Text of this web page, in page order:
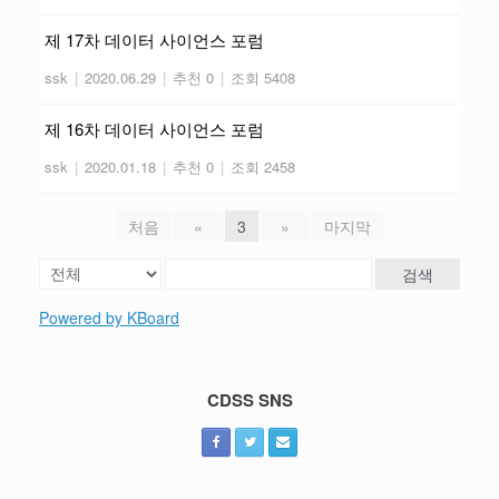
제 17차 데이터 사이언스 포럼
ssk | 2020.06.29 | 추천 0 | 조회 5408
제 16차 데이터 사이언스 포럼
ssk | 2020.01.18 | 추천 0 | 조회 2458
처음 « 3 » 마지막
검색
Powered by KBoard
CDSS SNS